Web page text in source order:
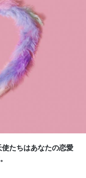
たちはあなたの恋愛